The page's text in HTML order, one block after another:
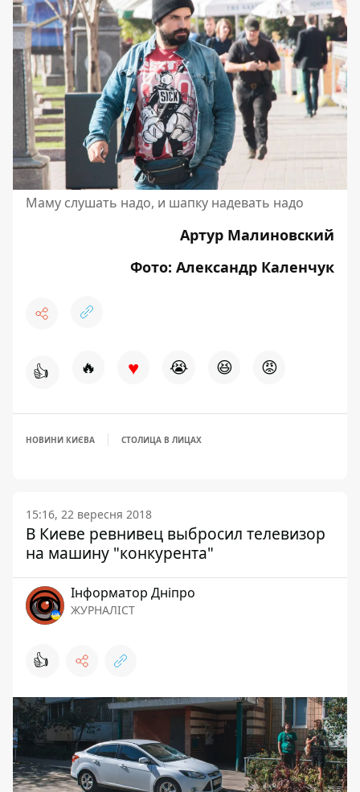
Маму слушать надо, и шапку надевать надо
Артур Малиновский
Фото: Александр Каленчук
👍 🔥 ♥ 😭 😆 😡
НОВИНИ КИЄВА СТОЛИЦА В ЛИЦАХ
15:16, 22 вересня 2018
В Киеве ревнивец выбросил телевизор
на машину "конкурента"
Інформатор Дніпро
ЖУРНАЛІСТ
👍